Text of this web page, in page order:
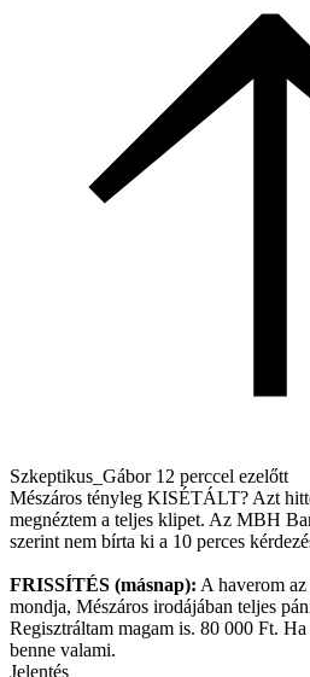
Szkeptikus_Gábor 12 perccel ezelőtt
Mészáros tényleg KISÉTÁLT? Azt
megnéztem a teljes klipet. Az MBH
szerint nem bírta ki a 10 perces
FRISSÍTÉS (másnap): A haverom
mondja, Mészáros irodájában teljes
Regisztráltam magam is. 80 000 Ft.
benne valami.
Jelentés